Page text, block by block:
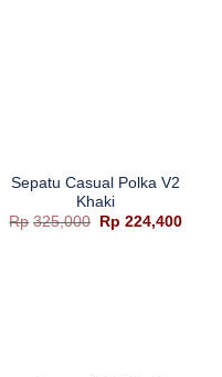
Sepatu Casual Polka V2
Khaki
Rp 325,000
Harga
aslinya
Rp 224,400